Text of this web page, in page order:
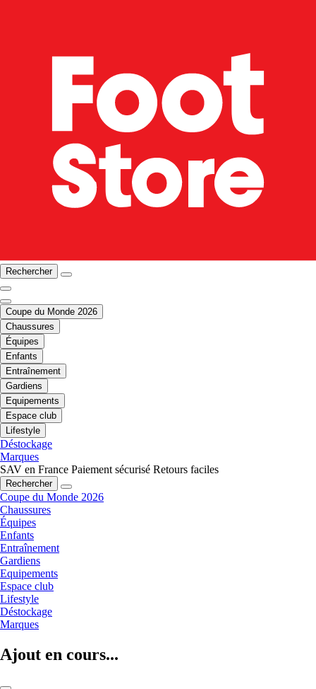
Rechercher
Coupe du Monde 2026
Chaussures
Équipes
Enfants
Entraînement
Gardiens
Equipements
Espace club
Lifestyle
Déstockage
Marques
SAV en France Paiement sécurisé Retours faciles
Rechercher
Coupe du Monde 2026
Chaussures
Équipes
Enfants
Entraînement
Gardiens
Equipements
Espace club
Lifestyle
Déstockage
Marques
Ajout en cours...